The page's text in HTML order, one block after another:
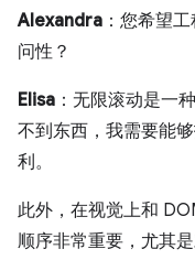
Alexandra ：您希望
问性？
Elisa ：无限滚动是一
不到东西，我需要能
利。
此外，在视觉上和
顺序非常重要，尤其